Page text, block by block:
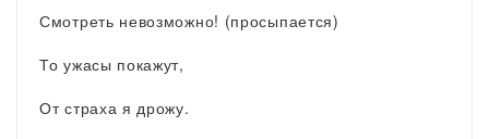
Смотреть невозможно! (просыпается)
То ужасы покажут,
От страха я дрожу.